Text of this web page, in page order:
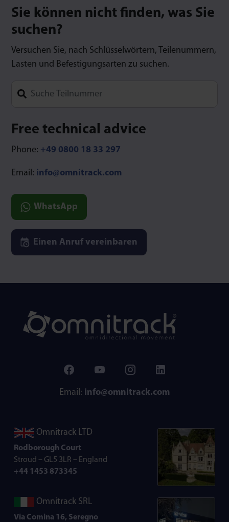
Sie können nicht finden, was Sie
suchen?
Versuchen Sie, nach Schlüsselwörtern, Teilenummern,
Lasten und Befestigungsarten zu suchen.
Free technical advice
Phone: +49 0800 18 33 297
Email: info@omnitrack.com
WhatsApp
Einen Anruf vereinbaren
Email: info@omnitrack.com
Omnitrack LTD
Rodborough Court
Stroud – GL5 3LR – England
+44 1453 873345
Omnitrack SRL
Via Comina 16, Seregno